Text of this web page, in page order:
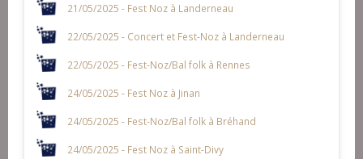
21/05/2025 - Fest Noz à Landerneau
22/05/2025 - Concert et Fest-Noz à Landerneau
22/05/2025 - Fest-Noz/Bal folk à Rennes
24/05/2025 - Fest Noz à Jinan
24/05/2025 - Fest-Noz/Bal folk à Bréhand
24/05/2025 - Fest Noz à Saint-Divy